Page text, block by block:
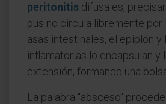
peritonitis difusa es,
pus no circula libremente por
asas intestinales, el epiplón y
inflamatorias lo encapsulan y
extensión, formando una
La palabra "absceso"